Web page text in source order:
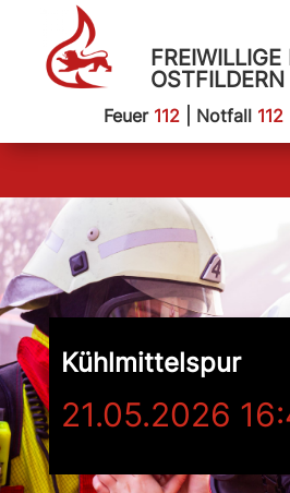
FREIWILLIGE
OSTFILDERN
Feuer 112| Notfall 112
Kühlmittelspur
21.05.2026